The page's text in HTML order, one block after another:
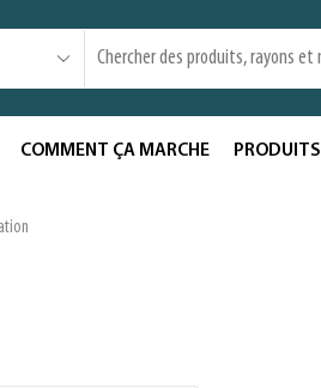
COMMENT ÇA MARCHE PRODUITS